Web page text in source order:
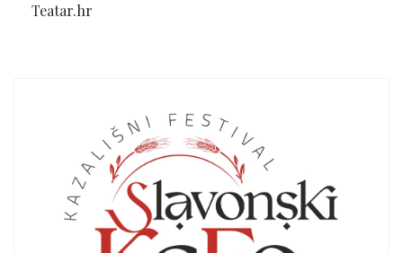
Teatar.hr